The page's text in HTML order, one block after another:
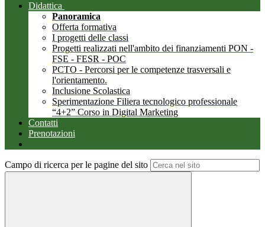
Didattica
Panoramica
Offerta formativa
I progetti delle classi
Progetti realizzati nell'ambito dei finanziamenti PON -
FSE - FESR - POC
PCTO - Percorsi per le competenze trasversali e
l'orientamento.
Inclusione Scolastica
Sperimentazione Filiera tecnologico professionale
“4+2” Corso in Digital Marketing
Contatti
Prenotazioni
Campo di ricerca per le pagine del sito